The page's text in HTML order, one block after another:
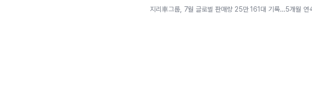
지리車그룹, 7월 글로벌 판매량 25만 161대 기록…5개월 연